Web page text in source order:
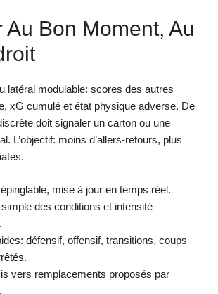
Au Bon Moment, Au
latéral modulable: scores des autres
xG cumulé et état physique adverse. De
doit signaler un carton ou une
L’objectif: moins d’allers-retours, plus
mise à jour en temps réel.
des conditions et intensité
défensif, offensif, transitions, coups
vers remplacements proposés par